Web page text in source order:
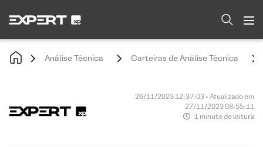
Análise Técnica Carteiras de Análise Técnica
26/11/2023 12:37:03 • Atualizado em
27/11/2023 08:55:11
1 minuto de leitura